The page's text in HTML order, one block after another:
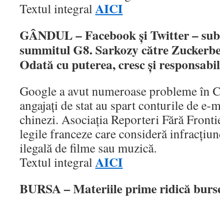
Textul integralAICI
GÂNDUL – Facebook şi Twitter –
summitul G8. Sarkozy către
Odată cu puterea, cresc şi
Google a avut numeroase probleme în
angajaţi de stat au spart conturile de
chinezi. Asociaţia Reporteri Fără
legile franceze care consideră
ilegală de filme sau muzică.
Textul integralAICI
BURSA – Materiile prime ridică